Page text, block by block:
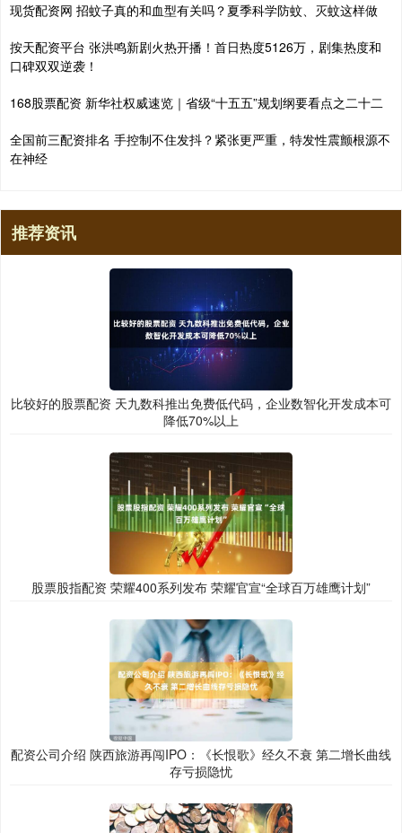
现货配资网 招蚊子真的和血型有关吗？夏季科学防蚊、灭蚊这样做
按天配资平台 张洪鸣新剧火热开播！首日热度5126万，剧集热度和
口碑双双逆袭！
168股票配资 新华社权威速览｜省级“十五五”规划纲要看点之二十二
全国前三配资排名 手控制不住发抖？紧张更严重，特发性震颤根源不
在神经
推荐资讯
比较好的股票配资 天九数科推出免费低代码，企业数智化开发成本可
降低70%以上
股票股指配资 荣耀400系列发布 荣耀官宣“全球百万雄鹰计划”
配资公司介绍 陕西旅游再闯IPO：《长恨歌》经久不衰 第二增长曲线
存亏损隐忧